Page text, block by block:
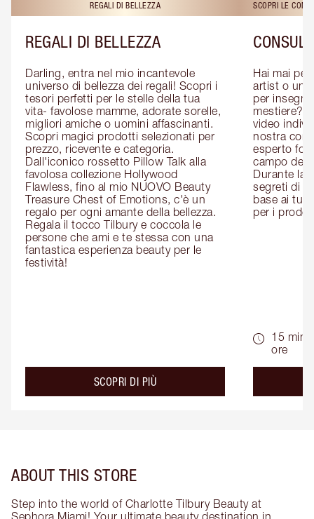
REGALI DI BELLEZZA
REGALI DI BELLEZZA
Darling, entra nel mio incantevole
universo di bellezza dei regali! Scopri i
tesori perfetti per le stelle della tua
vita- favolose mamme, adorate sorelle,
migliori amiche o uomini affascinanti.
Scopri magici prodotti selezionati per
prezzo, ricevente e categoria.
Dall'iconico rossetto Pillow Talk alla
favolosa collezione Hollywood
Flawless, fino al mio NUOVO Beauty
Treasure Chest of Emotions, c'è un
regalo per ogni amante della bellezza.
Regala il tocco Tilbury e coccola le
persone che ami e te stessa con una
fantastica esperienza beauty per le
festività!
SCOPRI DI PIÙabout the
SCOPRI LE
Hai mai
artist o un
per
mestiere?
video
nostra
esperto
campo del
Durante la
segreti di
base ai
per i
15 min
ore
ABOUT THIS STORE
Step into the world of Charlotte Tilbury Beauty at